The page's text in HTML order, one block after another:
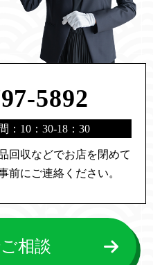
5892
：10：30-18：30
回収などでお店を閉めて
前にご連絡ください。
相談